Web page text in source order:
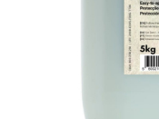
Detergenti bucatarie
Detergenti comerciali